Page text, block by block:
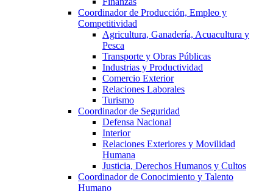
Coordinador de Producción, Empleo y
Competitividad
Agricultura, Ganadería, Acuacultura y
Pesca
Transporte y Obras Públicas
Industrias y Productividad
Comercio Exterior
Relaciones Laborales
Turismo
Coordinador de Seguridad
Defensa Nacional
Interior
Relaciones Exteriores y Movilidad
Humana
Justicia, Derechos Humanos y Cultos
Coordinador de Conocimiento y Talento
Humano